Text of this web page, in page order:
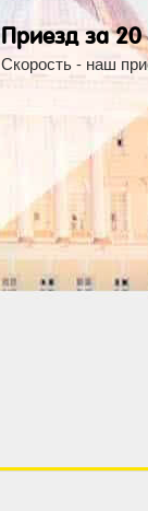
Приезд за 20
Скорость - наш